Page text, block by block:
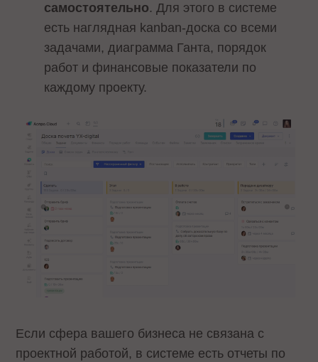
самостоятельно. Для этого в системе
есть наглядная kanban-доска со всеми
задачами, диаграмма Ганта, порядок
работ и финансовые показатели по
каждому проекту.
Если сфера вашего бизнеса не связана с
проектной работой, в системе есть отчеты по